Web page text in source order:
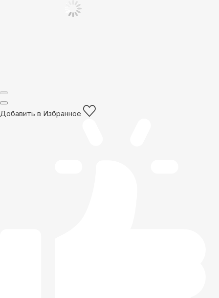
Добавить в Избранное